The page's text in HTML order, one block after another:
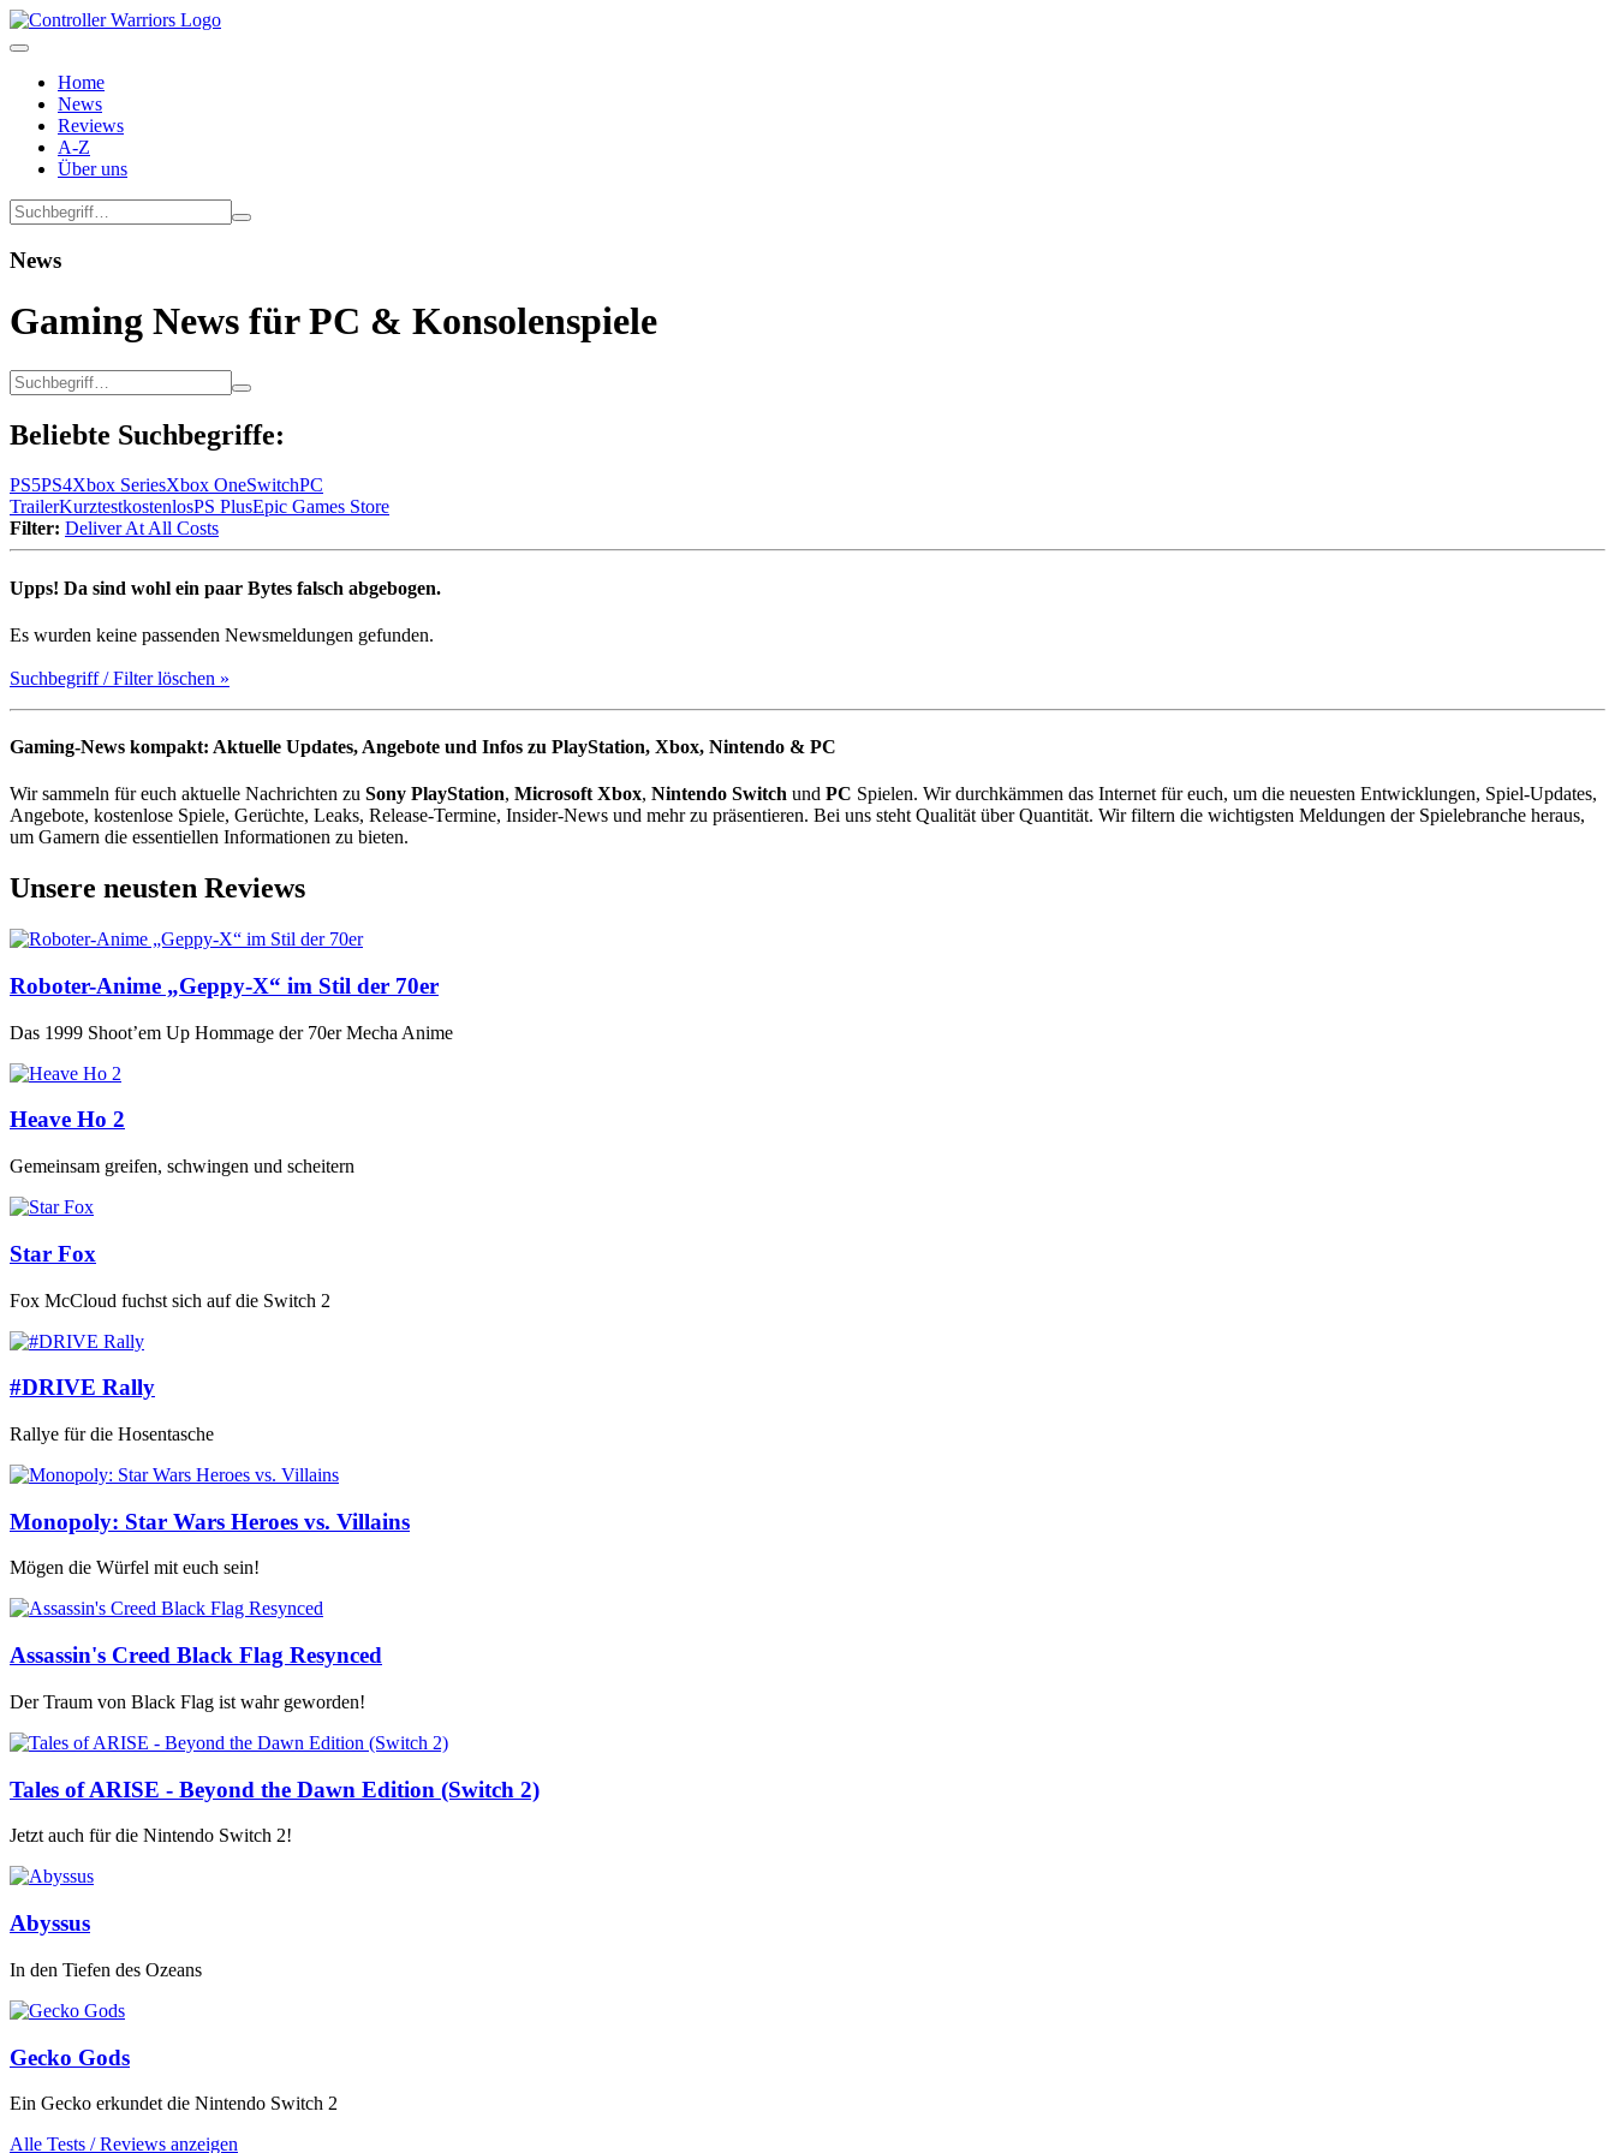
Home
News
Reviews
A-Z
Über uns
News
Gaming News für PC & Konsolenspiele
Beliebte Suchbegriffe:
PS5PS4Xbox SeriesXbox OneSwitchPC
TrailerKurztestkostenlosPS PlusEpic Games Store
Filter: Deliver At All Costs
Upps! Da sind wohl ein paar Bytes falsch abgebogen.
Es wurden keine passenden Newsmeldungen gefunden.
Suchbegriff / Filter löschen »
Gaming-News kompakt: Aktuelle Updates, Angebote und Infos zu PlayStation, Xbox, Nintendo & PC
Wir sammeln für euch aktuelle Nachrichten zu Sony PlayStation, Microsoft Xbox, Nintendo Switch und PC Spielen. Wir durchkämmen das Internet für euch, um die neuesten Entwicklungen, Spiel-Updates,
Angebote, kostenlose Spiele, Gerüchte, Leaks, Release-Termine, Insider-News und mehr zu präsentieren. Bei uns steht Qualität über Quantität. Wir filtern die wichtigsten Meldungen der Spielebranche heraus,
um Gamern die essentiellen Informationen zu bieten.
Unsere neusten Reviews
Roboter-Anime „Geppy-X“ im Stil der 70er
Das 1999 Shoot’em Up Hommage der 70er Mecha Anime
Heave Ho 2
Gemeinsam greifen, schwingen und scheitern
Star Fox
Fox McCloud fuchst sich auf die Switch 2
#DRIVE Rally
Rallye für die Hosentasche
Monopoly: Star Wars Heroes vs. Villains
Mögen die Würfel mit euch sein!
Assassin's Creed Black Flag Resynced
Der Traum von Black Flag ist wahr geworden!
Tales of ARISE - Beyond the Dawn Edition (Switch 2)
Jetzt auch für die Nintendo Switch 2!
Abyssus
In den Tiefen des Ozeans
Gecko Gods
Ein Gecko erkundet die Nintendo Switch 2
Alle Tests / Reviews anzeigen